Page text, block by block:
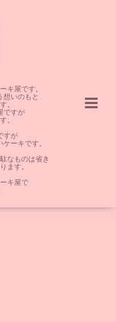
キ屋です。
想いのもと
。
ですが
。
すが
ーキです。
なものは省き
ます。
キ屋で